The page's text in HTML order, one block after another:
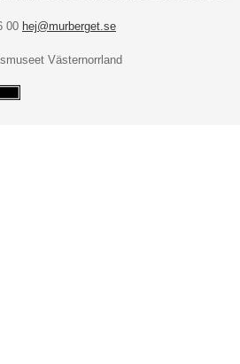
00 hej@murberget.se
Västernorrland